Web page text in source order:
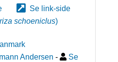
Se link-side
schoeniclus)
Andersen -
Se